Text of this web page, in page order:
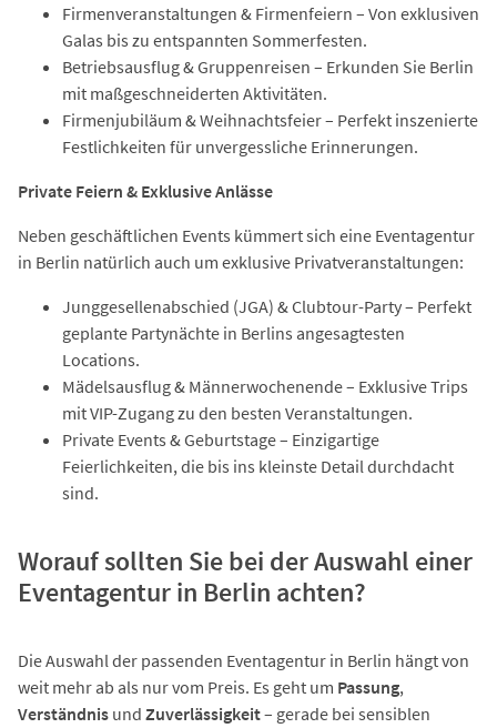
Firmenveranstaltungen & Firmenfeiern – Von exklusiven
Galas bis zu entspannten Sommerfesten.
Betriebsausflug & Gruppenreisen – Erkunden Sie Berlin
mit maßgeschneiderten Aktivitäten.
Firmenjubiläum & Weihnachtsfeier – Perfekt inszenierte
Festlichkeiten für unvergessliche Erinnerungen.
Private Feiern & Exklusive Anlässe
Neben geschäftlichen Events kümmert sich eine Eventagentur
in Berlin natürlich auch um exklusive Privatveranstaltungen:
Junggesellenabschied (JGA) & Clubtour-Party – Perfekt
geplante Partynächte in Berlins angesagtesten
Locations.
Mädelsausflug & Männerwochenende – Exklusive Trips
mit VIP-Zugang zu den besten Veranstaltungen.
Private Events & Geburtstage – Einzigartige
Feierlichkeiten, die bis ins kleinste Detail durchdacht
sind.
Worauf sollten Sie bei der Auswahl einer
Eventagentur in Berlin achten?
Die Auswahl der passenden Eventagentur in Berlin hängt von
weit mehr ab als nur vom Preis. Es geht um Passung,
Verständnis und Zuverlässigkeit– gerade bei sensiblen